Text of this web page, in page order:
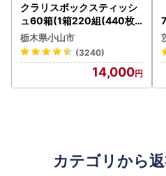
クラリスボックスティッシ
ュ60箱(1箱220組(440枚))
(5個入り×12セット)【配送
不可地域：離島・沖縄県】
【1256759】
栃木県小山市
(3240)
14,000
カテゴリから